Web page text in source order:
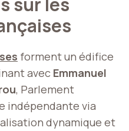
forment un édifice
avec Emmanuel
, Parlement
indépendante via
dynamique et